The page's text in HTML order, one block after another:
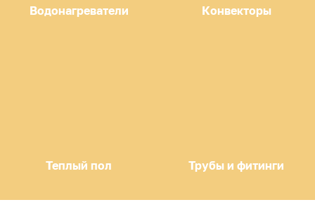
Водонагреватели Конвекторы
Теплый пол Трубы и фитинги